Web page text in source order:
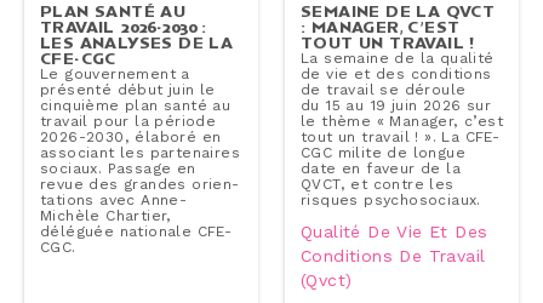
PLAN SANTÉ AU
TRAVAIL 2026-2030 :
LES ANALYSES DE LA
CFE-CGC
Le gou­ver­ne­ment a
présenté début juin le
cinquième plan santé au
travail pour la période
2026-2030, élaboré en
associant les par­te­naires
sociaux. Passage en
revue des grandes orien­
ta­tions avec Anne-​
Michèle Chartier,
déléguée nationale CFE-
CGC.
SEMAINE DE LA QVCT
: MANAGER, C’EST
TOUT UN TRAVAIL !
La semaine de la qualité
de vie et des condi­tions
de travail se déroule
du 15 au 19 juin 2026 sur
le thème « Manager, c’est
tout un travail ! ». La CFE-
CGC milite de longue
date en faveur de la
QVCT, et contre les
risques psy­cho­so­ciaux.
Qualité De Vie Et Des
Conditions De Travail
(qvct)